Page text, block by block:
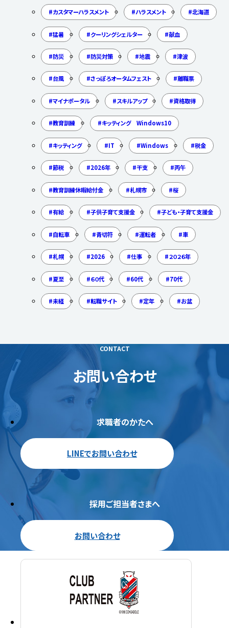
カスタマーハラスメント ハラスメント 北海道
猛暑 クーリングシェルター 献血
防災 防災対策 地震 津波
台風 さっぽろオータムフェスト 離職票
マイナポータル スキルアップ 資格取得
教育訓練 キッティング Windows10
キッティング IT Windows 税金
節税 2026年 干支 丙午
教育訓練休暇給付金 札幌市 桜
有給 子供子育て支援金 子ども・子育て支援金
自転車 青切符 運転者 車
札幌 2026 仕事 ２０２６年
夏至 ６０代 60代 70代
未経 転職サイト 定年 お盆
CONTACT
お問い合わせ
求職者のかたへ
LINEでお問い合わせ
採用ご担当者さまへ
お問い合わせ